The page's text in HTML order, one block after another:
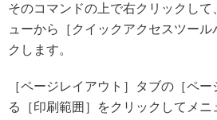
そのコマンドの上で右クリックして
ューから［クイックアクセスツー
クします。
［ページレイアウト］タブの［ペ
る［印刷範囲］をクリックしてメニ